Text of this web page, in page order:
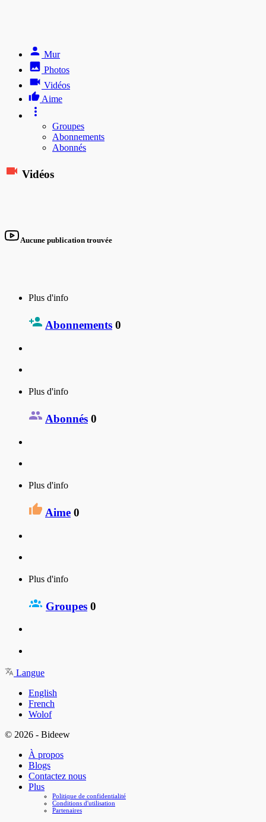
Mur
Photos
Vidéos
Aime
Groupes
Abonnements
Abonnés
Vidéos
Aucune publication trouvée
Plus d'info
Abonnements 0
Plus d'info
Abonnés 0
Plus d'info
Aime 0
Plus d'info
Groupes 0
Langue
English
French
Wolof
© 2026 - Bideew
À propos
Blogs
Contactez nous
Plus
Politique de confidentialité
Conditions d'utilisation
Partenaires